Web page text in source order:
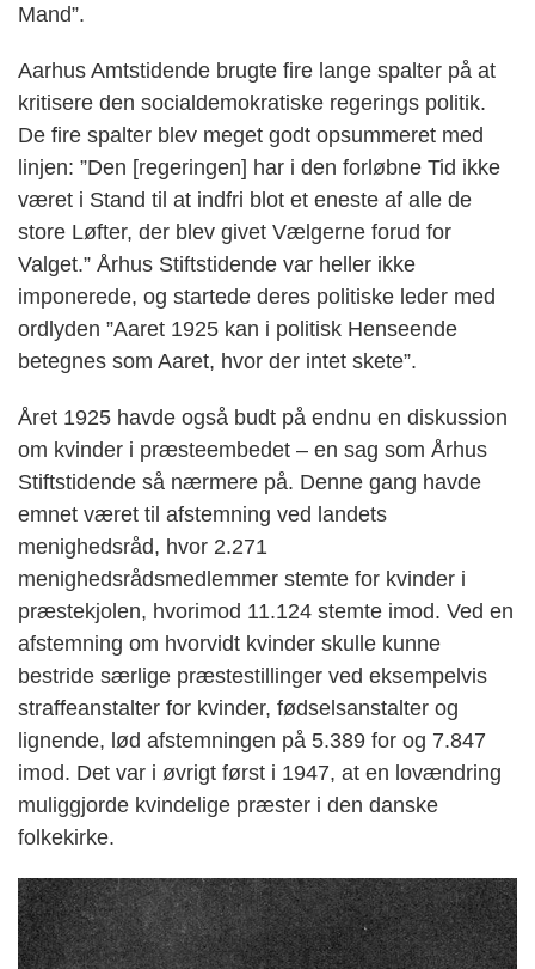
Mand”.
Aarhus Amtstidende brugte fire lange spalter på at
kritisere den socialdemokratiske regerings politik.
De fire spalter blev meget godt opsummeret med
linjen: ”Den [regeringen] har i den forløbne Tid ikke
været i Stand til at indfri blot et eneste af alle de
store Løfter, der blev givet Vælgerne forud for
Valget.” Århus Stiftstidende var heller ikke
imponerede, og startede deres politiske leder med
ordlyden ”Aaret 1925 kan i politisk Henseende
betegnes som Aaret, hvor der intet skete”.
Året 1925 havde også budt på endnu en diskussion
om kvinder i præsteembedet – en sag som Århus
Stiftstidende så nærmere på. Denne gang havde
emnet været til afstemning ved landets
menighedsråd, hvor 2.271
menighedsrådsmedlemmer stemte for kvinder i
præstekjolen, hvorimod 11.124 stemte imod. Ved en
afstemning om hvorvidt kvinder skulle kunne
bestride særlige præstestillinger ved eksempelvis
straffeanstalter for kvinder, fødselsanstalter og
lignende, lød afstemningen på 5.389 for og 7.847
imod. Det var i øvrigt først i 1947, at en lovændring
muliggjorde kvindelige præster i den danske
folkekirke.